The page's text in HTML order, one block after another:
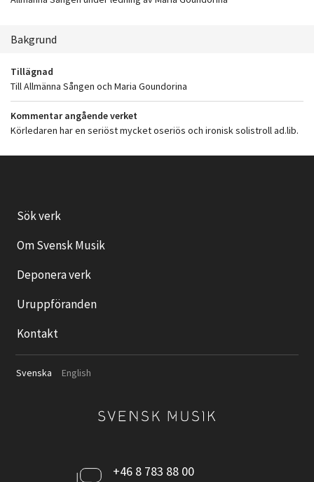
Bakgrund
Tillägnad
Till Allmänna Sången och Maria Goundorina
Kommentar angående verket
Körledaren har en seriöst mycket oseriös och ironisk solistroll ad.lib.
Sök verk
Om Svensk Musik
Deponera verk
Uruppföranden
Kontakt
Svenska English
Kontakta
+46 8 783 88 00